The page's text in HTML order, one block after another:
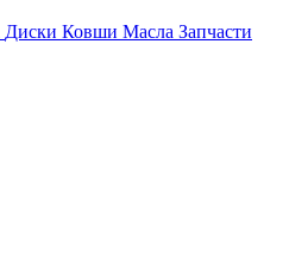
Диски Ковши Масла Запчасти